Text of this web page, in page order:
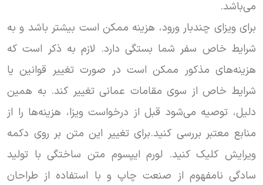
می‌باشد.
برای ویزای چندبار ورود، هزینه ممکن است بیشتر باشد و به
شرایط خاص سفر شما بستگی دارد. لازم به ذکر است که
هزینه‌های مذکور ممکن است در صورت تغییر قوانین یا
شرایط خاص از سوی مقامات عمانی تغییر کند. به همین
دلیل، توصیه می‌شود قبل از درخواست ویزا، هزینه‌ها را از
منابع معتبر بررسی کنید.برای تغییر این متن بر روی دکمه
ویرایش کلیک کنید. لورم ایپسوم متن ساختگی با تولید
سادگی نامفهوم از صنعت چاپ و با استفاده از طراحان